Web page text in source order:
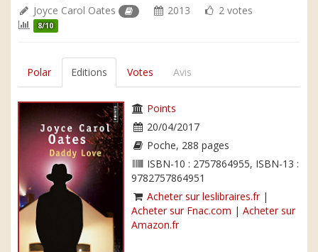
Joyce Carol Oates 2013 2 votes
8/10
Polar Editions Votes Avis
Points
20/04/2017
Poche, 288 pages
ISBN-10 : 2757864955, ISBN-13 :
9782757864951
Acheter sur leslibraires.fr|
Acheter sur Fnac.com | Acheter sur
Amazon.fr